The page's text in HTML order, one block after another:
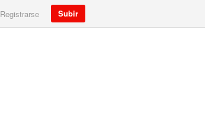
Registrarse Subir